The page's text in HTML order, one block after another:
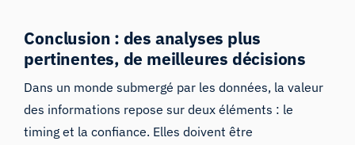
Conclusion : des analyses plus
pertinentes, de meilleures décisions
Dans un monde submergé par les données, la valeur
des informations repose sur deux éléments : le
timing et la confiance. Elles doivent être